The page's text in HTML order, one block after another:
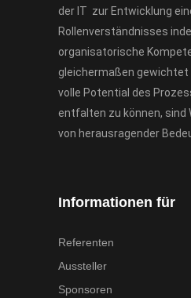
der IT zur Entwicklung
Rollenverständnisses
organisatorische
gleichermaßen gewichtet
volle Potential des
entfalten zu können, sind
von herausragender
Informationen für
Referenten
Aussteller
Sponsoren